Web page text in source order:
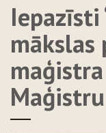
Iepazīsti
mākslas